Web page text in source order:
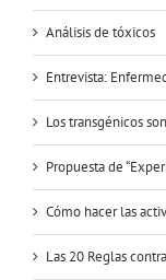
Análisis de tóxicos
Entrevista:
Los transgénicos
Propuesta de
Cómo hacer las
Las 20 Reglas